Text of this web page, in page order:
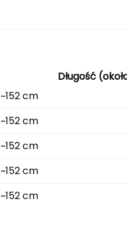
Długość
~152 cm
~152 cm
~152 cm
~152 cm
~152 cm